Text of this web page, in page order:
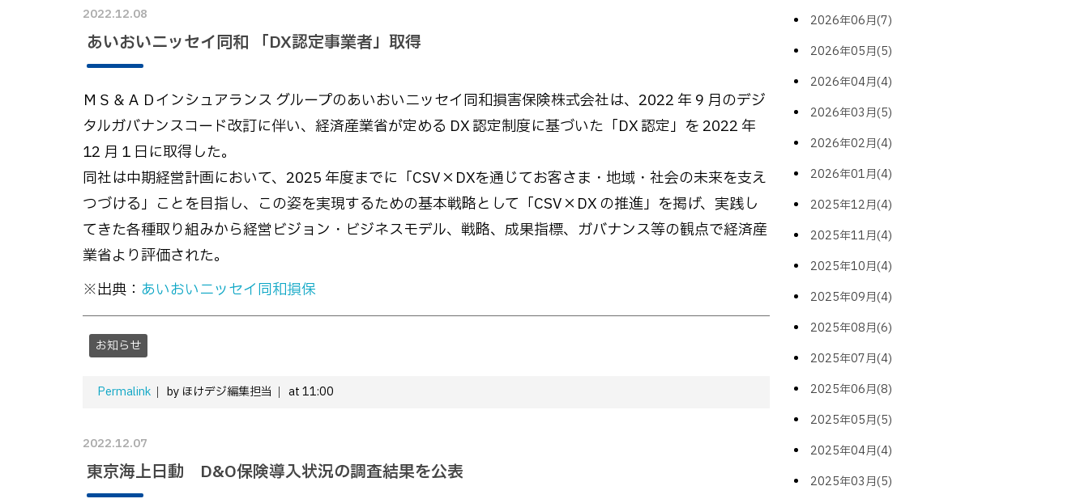
2022.12.08
あいおいニッセイ同和 「DX認定事業者」取得
ＭＳ＆ＡＤインシュアランス グループのあいおいニッセイ同和損害保険株式会社は、2022 年 9 月のデジ
タルガバナンスコード改訂に伴い、経済産業省が定める DX 認定制度に基づいた「DX 認定」を 2022 年
12 月 1 日に取得した。
同社は中期経営計画において、2025 年度までに「CSV×DXを通じてお客さま・地域・社会の未来を支え
つづける」ことを目指し、この姿を実現するための基本戦略として「CSV×DX の推進」を掲げ、実践し
てきた各種取り組みから経営ビジョン・ビジネスモデル、戦略、成果指標、ガバナンス等の観点で経済産
業省より評価された。
※出典： あいおいニッセイ同和損保
お知らせ
Permalink by ほけデジ編集担当 at 11:00
2022.12.07
東京海上日動 D&O保険導入状況の調査結果を公表
2026年06月(7)
2026年05月(5)
2026年04月(4)
2026年03月(5)
2026年02月(4)
2026年01月(4)
2025年12月(4)
2025年11月(4)
2025年10月(4)
2025年09月(4)
2025年08月(6)
2025年07月(4)
2025年06月(8)
2025年05月(5)
2025年04月(4)
2025年03月(5)